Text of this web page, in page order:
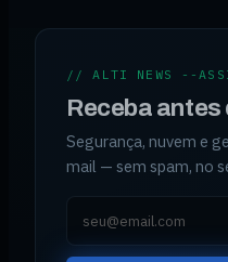
// ALTI NEWS --
Receba
Segurança, nuvem e
mail — sem spam, no